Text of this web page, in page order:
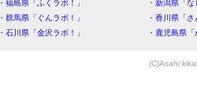
・福島県「ふくラボ！」
・新潟県「
・群馬県「ぐんラボ！」
・香川県「
・石川県「金沢ラボ！」
・鹿児島県
(C)Asahi